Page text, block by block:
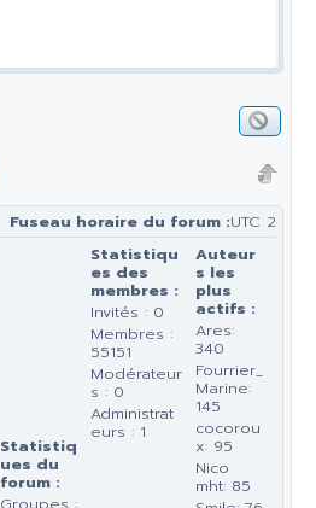
Fuseau horaire du forum :UTC 2
Auteur
s les
plus
actifs :
Ares:
340
Fourrier_
Marine:
145
cocorou
x: 95
Nico
mht: 85
Statistiqu
es des
membres :
Invités : 0
Membres :
55151
Modérateur
s : 0
Administrat
eurs : 1
Statistiq
ues du
forum :